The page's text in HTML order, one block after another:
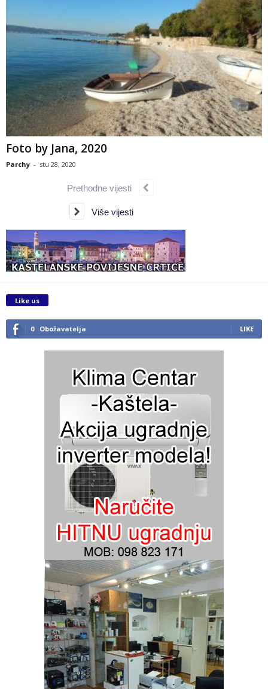
Foto by Jana, 2020
Parchy - stu 28, 2020
Prethodne vijesti
Više vijesti
Like us
0 Obožavatelja LIKE